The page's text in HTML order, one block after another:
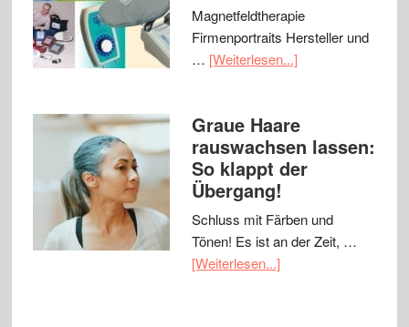
Magnetfeldtherapie
Firmenportraits Hersteller und
… [Weiterlesen...]
Graue Haare
rauswachsen lassen:
So klappt der
Übergang!
Schluss mit Färben und
Tönen! Es ist an der Zeit, …
[Weiterlesen...]